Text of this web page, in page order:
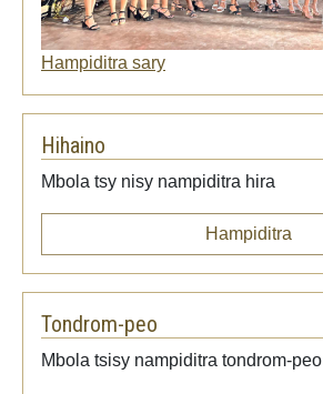
Hampiditra sary
Hihaino
Mbola tsy nisy nampiditra hira
Hampiditra
Tondrom-peo
Mbola tsisy nampiditra tondrom-peo